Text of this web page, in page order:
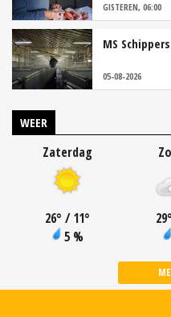
GISTEREN, 06:00
MS
05-08-2026
WEER
Zaterdag
26° / 11°
5 %
29°